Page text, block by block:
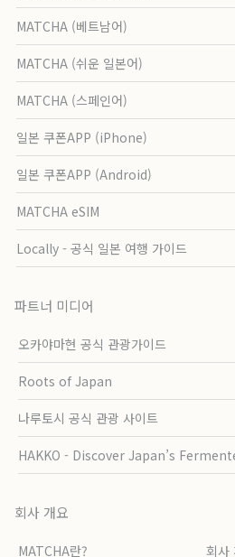
MATCHA (베트남어)
MATCHA (쉬운 일본어)
MATCHA (스페인어)
일본 쿠폰APP (iPhone)
일본 쿠폰APP (Android)
MATCHA eSIM
Locally - 공식 일본 여행 가이드
파트너 미디어
오카야마현 공식 관광가이드
Roots of Japan
나루토시 공식 관광 사이트
HAKKO - Discover Japan’s
회사 개요
MATCHA란? 회사